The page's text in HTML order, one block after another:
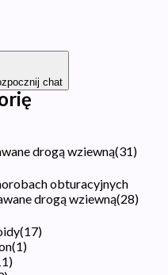
chat
drogą wziewną(31)
obturacyjnych
drogą wziewną(28)
(17)
(1)
)